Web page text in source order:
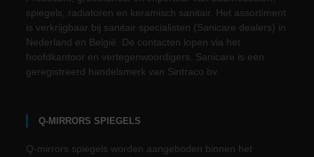
spiegels, radiatoren en keramisch sanitair. Het assortiment
is verkrijgbaar bij sanitair specialisten (Sanicare dealers) in
Nederland en België. De contacten lopen via het
hoofdkantoor en vertegenwoordigers. Sanicare is een
geregistreerd handelsmerk van Sintraco bv.
Q-MIRRORS SPIEGELS
Q-mirrors spiegels worden aangeboden binnen het